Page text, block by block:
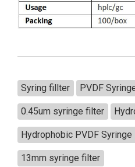
Syring fillter PVDF
0.45um syringe filter
Hydrophobic PVDF Syringe
13mm syringe filter